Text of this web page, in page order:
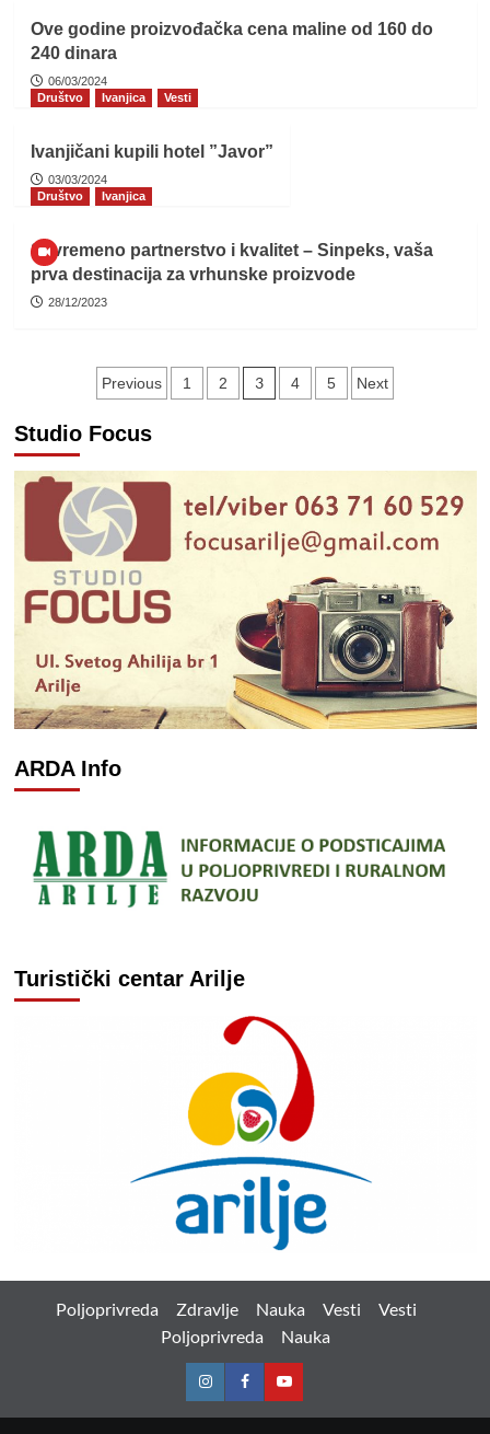
Ove godine proizvođačka cena maline od 160 do
240 dinara
06/03/2024
Društvo
Ivanjica Vesti
Ivanjičani kupili hotel ”Javor”
03/03/2024
Društvo
Ivanjica
Savremeno partnerstvo i kvalitet – Sinpeks, vaša
prva destinacija za vrhunske proizvode
28/12/2023
Пагинација
чланака
Previous 1 2 3 4 5 Next
Studio Focus
ARDA Info
Turistički centar Arilje
Poljoprivreda Zdravlje Nauka Vesti
Vesti
Poljoprivreda
Nauka
InstagramFacebookYoutube